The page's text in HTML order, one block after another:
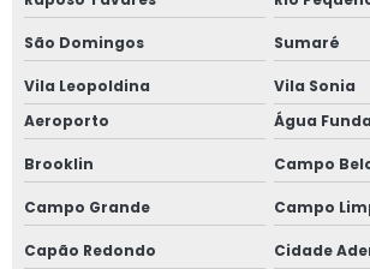
Janela de correr 2 folhas
Janela de correr 2 folhas alumínio
Janela de correr 3 folhas
Janela de correr 4 folhas
São Domingos Sumaré
Vila Leopoldina
Vila Sonia
Aeroporto
Água Funda
Brooklin Campo
Campo Grande Campo
Capão Redondo Cidade